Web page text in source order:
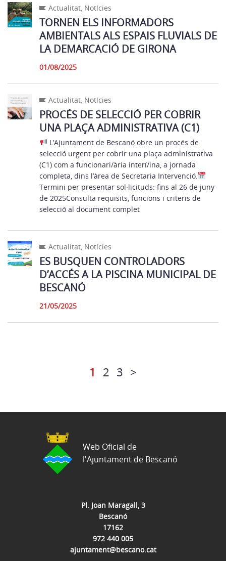
Actualitat, Notícies
TORNEN ELS INFORMADORS
AMBIENTALS ALS ESPAIS FLUVIALS DE
LA DEMARCACIÓ DE GIRONA
01/08/2025
Actualitat, Notícies
PROCÉS DE SELECCIÓ PER COBRIR
UNA PLAÇA ADMINISTRATIVA (C1)
L’Ajuntament de Bescanó obre un procés de
selecció urgent per cobrir una plaça administrativa
(C1) com a funcionari/ària interí/ina, a jornada
completa, dins l’àrea de Secretaria Intervenció.
Termini per presentar sol·licituds: fins al 26 de juny
de 2025Consulta requisits, funcions i criteris de
selecció al document complet
Actualitat, Notícies
ES BUSQUEN CONTROLADORS
D’ACCÉS A LA PISCINA MUNICIPAL DE
BESCANÓ
21/05/2025
1 2 3 >
Pl. Joan Maragall, 3
Bescanó
17162
972 440 005
ajuntament@bescano.cat
Web Oficial de
l'Ajuntament de Bescanó